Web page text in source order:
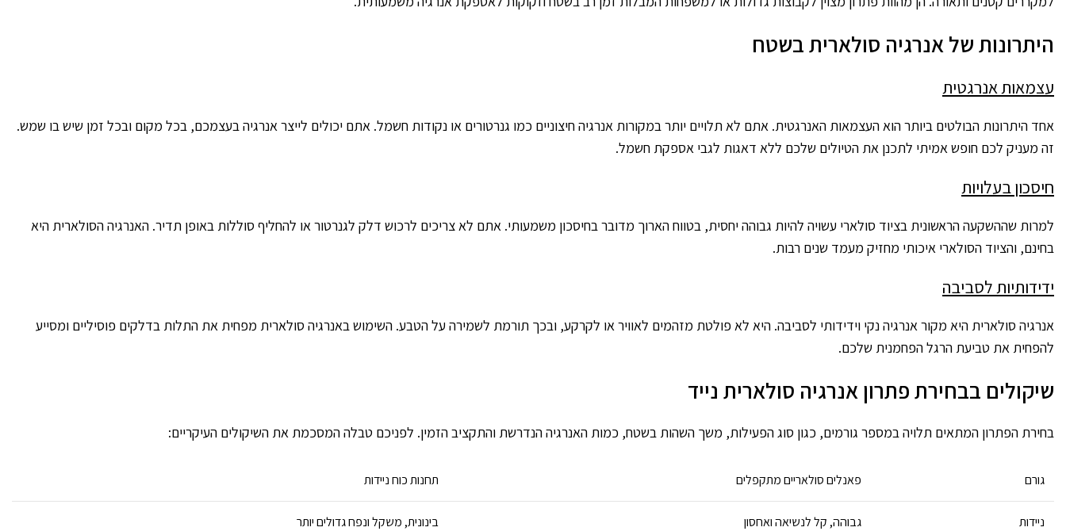
היתרונות של אנרגיה סולארית בשטח
עצמאות אנרגטית
אחד היתרונות הבולטים ביותר הוא העצמאות האנרגטית. אתם לא תלויים יותר במקורות אנרגיה חיצוניים כמו גנרטורים או נקודות חשמל. אתם יכולים לייצר אנרגיה בעצמכם, בכל מקום ובכל זמן שיש בו שמש.
זה מעניק לכם חופש אמיתי לתכנן את הטיולים שלכם ללא דאגות לגבי אספקת חשמל.
חיסכון בעלויות
למרות שההשקעה הראשונית בציוד סולארי עשויה להיות גבוהה יחסית, בטווח הארוך מדובר בחיסכון משמעותי. אתם לא צריכים לרכוש דלק לגנרטור או להחליף סוללות באופן תדיר. האנרגיה הסולארית היא
בחינם, והציוד הסולארי איכותי מחזיק מעמד שנים רבות.
ידידותיות לסביבה
אנרגיה סולארית היא מקור אנרגיה נקי וידידותי לסביבה. היא לא פולטת מזהמים לאוויר או לקרקע, ובכך תורמת לשמירה על הטבע. השימוש באנרגיה סולארית מפחית את התלות בדלקים פוסיליים ומסייע
להפחית את טביעת הרגל הפחמנית שלכם.
שיקולים בבחירת פתרון אנרגיה סולארית נייד
בחירת הפתרון המתאים תלויה במספר גורמים, כגון סוג הפעילות, משך השהות בשטח, כמות האנרגיה הנדרשת והתקציב הזמין. לפניכם טבלה המסכמת את השיקולים העיקריים:
גורם פאנלים סולאריים מתקפלים תחנות כוח ניידות
ניידות גבוהה, קל לנשיאה ואחסון בינונית, משקל ונפח גדולים יותר